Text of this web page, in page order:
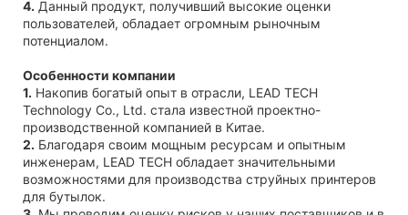
4. Данный продукт, получивший высокие оценки
пользователей, обладает огромным рыночным
потенциалом.
Особенности компании
1. Накопив богатый опыт в отрасли, LEAD TECH
Technology Co., Ltd. стала известной проектно-
производственной компанией в Китае.
2. Благодаря своим мощным ресурсам и опытным
инженерам, LEAD TECH обладает значительными
возможностями для производства струйных принтеров
для бутылок.